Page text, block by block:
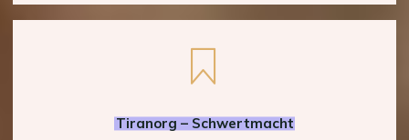
Schwertverrat"
Tiranorg – Schwertmacht